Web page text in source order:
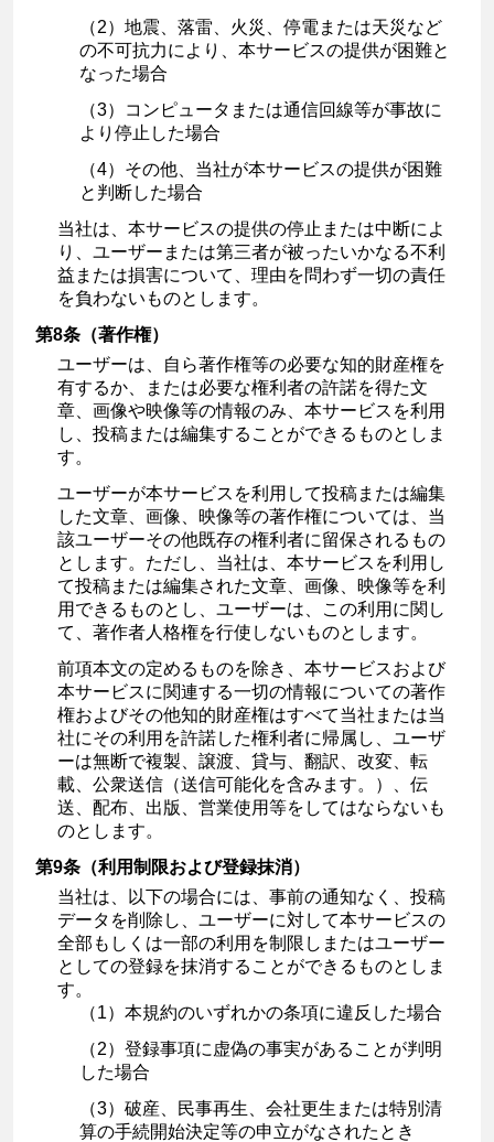
（2）地震、落雷、火災、停電または天災など
の不可抗力により、本サービスの提供が困難と
なった場合
（3）コンピュータまたは通信回線等が事故に
より停止した場合
（4）その他、当社が本サービスの提供が困難
と判断した場合
当社は、本サービスの提供の停止または中断によ
り、ユーザーまたは第三者が被ったいかなる不利
益または損害について、理由を問わず一切の責任
を負わないものとします。
第8条（著作権）
ユーザーは、自ら著作権等の必要な知的財産権を
有するか、または必要な権利者の許諾を得た文
章、画像や映像等の情報のみ、本サービスを利用
し、投稿または編集することができるものとしま
す。
ユーザーが本サービスを利用して投稿または編集
した文章、画像、映像等の著作権については、当
該ユーザーその他既存の権利者に留保されるもの
とします。ただし、当社は、本サービスを利用し
て投稿または編集された文章、画像、映像等を利
用できるものとし、ユーザーは、この利用に関し
て、著作者人格権を行使しないものとします。
前項本文の定めるものを除き、本サービスおよび
本サービスに関連する一切の情報についての著作
権およびその他知的財産権はすべて当社または当
社にその利用を許諾した権利者に帰属し、ユーザ
ーは無断で複製、譲渡、貸与、翻訳、改変、転
載、公衆送信（送信可能化を含みます。）、伝
送、配布、出版、営業使用等をしてはならないも
のとします。
第9条（利用制限および登録抹消）
当社は、以下の場合には、事前の通知なく、投稿
データを削除し、ユーザーに対して本サービスの
全部もしくは一部の利用を制限しまたはユーザー
としての登録を抹消することができるものとしま
す。
（1）本規約のいずれかの条項に違反した場合
（2）登録事項に虚偽の事実があることが判明
した場合
（3）破産、民事再生、会社更生または特別清
算の手続開始決定等の申立がなされたとき